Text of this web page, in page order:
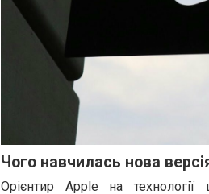
Чого навчилась нова
Орієнтир Apple на